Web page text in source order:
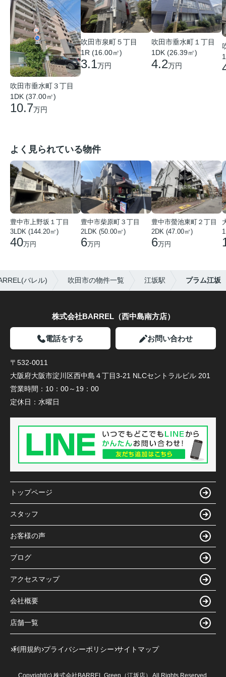
吹田市垂水町３丁目
1DK (37.00㎡)
10.7万円
吹田市泉町５丁目
1R (16.00㎡)
3.1万円
吹田市垂水町１丁目
1DK (26.39㎡)
4.2万円
よく見られている物件
豊中市上野坂１丁目
3LDK (144.20㎡)
40万円
豊中市柴原町３丁目
2LDK (50.00㎡)
6万円
豊中市螢池東町２丁目
2DK (47.00㎡)
6万円
バレル) 吹田市の物件一覧 江坂駅 プラム江坂
株式会社BARREL（西中島南方店）
電話をする お問い合わせ
〒532-0011
大阪府大阪市淀川区西中島４丁目3-21 NLCセントラルビル 201
営業時間： 10：00～19：00
定休日： 水曜日
トップページ
スタッフ
お客様の声
ブログ
アクセスマップ
会社概要
店舗一覧
利用規約 プライバシーポリシー サイトマップ
Copyright(c) 株式会社BARREL Green（江坂店） All Rights Reserved.